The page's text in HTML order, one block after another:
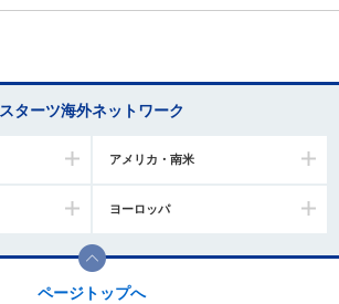
スターツ海外ネットワーク
アメリカ・南米
ヨーロッパ
ページトップへ